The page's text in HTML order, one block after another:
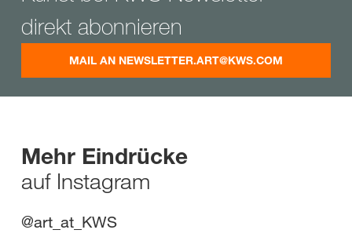
direkt abonnieren
MAIL AN NEWSLETTER.ART@KWS.COM
Mehr Eindrücke
auf Instagram
@art_at_KWS